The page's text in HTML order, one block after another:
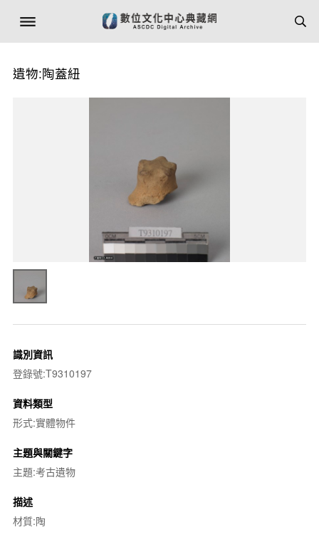
遺物:陶蓋紐
識別資訊
登錄號:T9310197
資料類型
形式:實體物件
主題與關鍵字
主題:考古遺物
描述
材質:陶